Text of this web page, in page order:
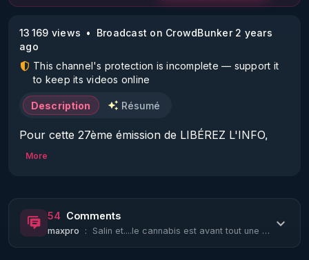
13 169 views
Broadcast on CrowdBunker 2 years
ago
This channel's protection is incomplete — support it
to keep its videos online
Description Résumé
Pour cette 27ème émission de LIBÉREZ L'INFO,
nous avons eu le grand plaisir de recevoir notre
Thierry fait partie de l'équipe d'origine de l'émission
et nous revient après presque 1 an de bataille
juridique contre ceux que sa vision de la santé
More
54 Comments
maxpro : Salin et....le cannabis est avant tout une plante médicinale.....on peut la pren...